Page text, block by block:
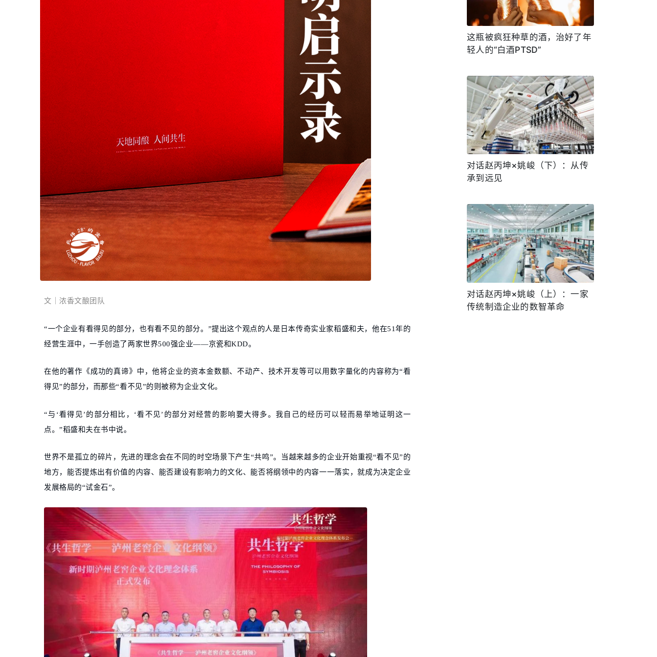
文｜浓香文酿团队
“一个企业有看得见的部分，也有看不见的部分。”提出这个观点的人是日本传奇实业家稻盛和夫，他在51年的
经营生涯中，一手创造了两家世界500强企业——京瓷和KDD。
在他的著作《成功的真谛》中，他将企业的资本金数额、不动产、技术开发等可以用数字量化的内容称为“看
得见”的部分，而那些“看不见”的则被称为企业文化。
“与‘看得见’的部分相比，‘看不见’的部分对经营的影响要大得多。我自己的经历可以轻而易举地证明这一
点。”稻盛和夫在书中说。
世界不是孤立的碎片，先进的理念会在不同的时空场景下产生“共鸣”。当越来越多的企业开始重视“看不见”的
地方，能否提炼出有价值的内容、能否建设有影响力的文化、能否将纲领中的内容一一落实，就成为决定企业
发展格局的“试金石”。
这瓶被疯狂种草的酒，治好了年
轻人的“白酒PTSD”
对话赵丙坤×姚峻（下）：从传
承到远见
对话赵丙坤×姚峻（上）：一家
传统制造企业的数智革命